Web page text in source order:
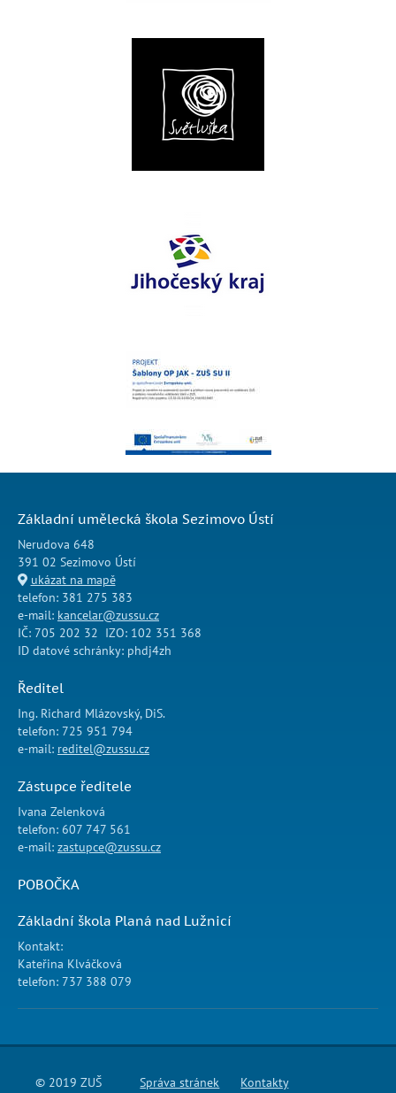
Základní umělecká škola Sezimovo Ústí
Nerudova 648
391 02 Sezimovo Ústí
ukázat na mapě
telefon: 381 275 383
e-mail: kancelar@zussu.cz
IČ: 705 202 32 IZO: 102 351 368
ID datové schránky: phdj4zh
Ředitel
Ing. Richard Mlázovský, DiS.
telefon: 725 951 794
e-mail: reditel@zussu.cz
Zástupce ředitele
Ivana Zelenková
telefon: 607 747 561
e-mail: zastupce@zussu.cz
POBOČKA
Základní škola Planá nad Lužnicí
Kontakt:
Kateřina Klváčková
telefon: 737 388 079
© 2019 ZUŠ
Správa stránek
Kontakty